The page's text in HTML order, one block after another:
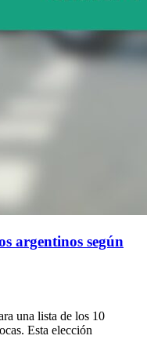
argentinos según
una lista de los 10
Esta elección